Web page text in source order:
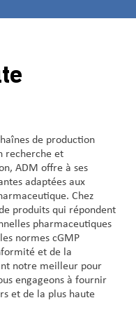
de production
recherche et
ADM offre à ses
adaptées aux
Chez
produits qui répondent
pharmaceutiques
normes cGMP
et de la
notre meilleur pour
engageons à fournir
et de la plus haute